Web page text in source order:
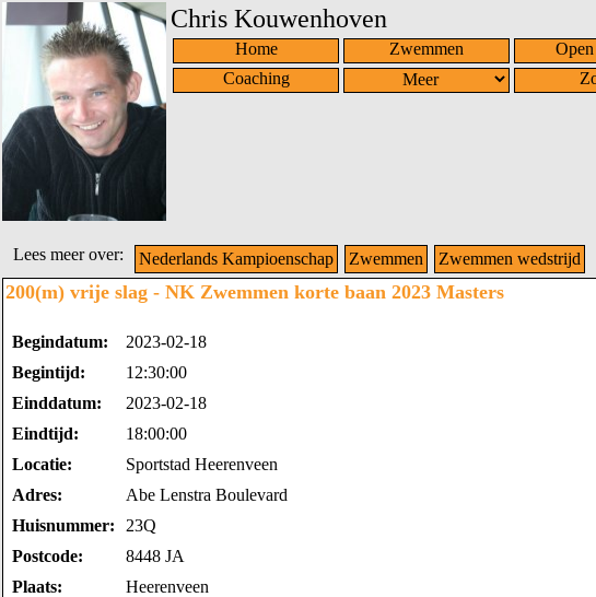
Chris Kouwenhoven
Home Zwemmen
Coaching
Lees meer over: Nederlands Kampioenschap Zwemmen Zwemmen wedstrijd
200(m) vrije slag - NK Zwemmen korte baan 2023 Masters
Begindatum:
2023-02-18
Begintijd:
12:30:00
Einddatum:
2023-02-18
Eindtijd:
18:00:00
Locatie:
Sportstad Heerenveen
Adres:
Abe Lenstra Boulevard
Huisnummer:
23Q
Postcode:
8448 JA
Plaats:
Heerenveen